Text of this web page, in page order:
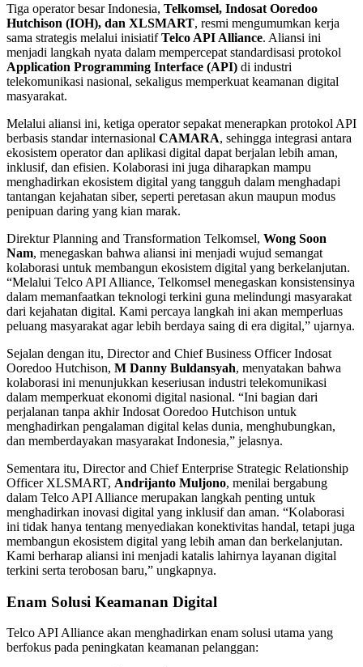
Tiga operator besar Indonesia, Telkomsel, Indosat Ooredoo
Hutchison (IOH), dan XLSMART, resmi mengumumkan kerja
sama strategis melalui inisiatifTelco API Alliance. Aliansi ini
menjadi langkah nyata dalam mempercepat standardisasi protokol
Application Programming Interface (API) di industri
telekomunikasi nasional, sekaligus memperkuat keamanan digital
masyarakat.
Melalui aliansi ini, ketiga operator sepakat menerapkan protokol API
berbasis standar internasional CAMARA, sehingga integrasi antara
ekosistem operator dan aplikasi digital dapat berjalan lebih aman,
inklusif, dan efisien. Kolaborasi ini juga diharapkan mampu
menghadirkan ekosistem digital yang tangguh dalam menghadapi
tantangan kejahatan siber, seperti peretasan akun maupun modus
penipuan daring yang kian marak.
Direktur Planning and Transformation Telkomsel, Wong Soon
Nam, menegaskan bahwa aliansi ini menjadi wujud semangat
kolaborasi untuk membangun ekosistem digital yang berkelanjutan.
“Melalui Telco API Alliance, Telkomsel menegaskan konsistensinya
dalam memanfaatkan teknologi terkini guna melindungi masyarakat
dari kejahatan digital. Kami percaya langkah ini akan memperluas
peluang masyarakat agar lebih berdaya saing di era digital,” ujarnya.
Sejalan dengan itu, Director and Chief Business Officer Indosat
Ooredoo Hutchison, M Danny Buldansyah, menyatakan bahwa
kolaborasi ini menunjukkan keseriusan industri telekomunikasi
dalam memperkuat ekonomi digital nasional. “Ini bagian dari
perjalanan tanpa akhir Indosat Ooredoo Hutchison untuk
menghadirkan pengalaman digital kelas dunia, menghubungkan,
dan memberdayakan masyarakat Indonesia,” jelasnya.
Sementara itu, Director and Chief Enterprise Strategic Relationship
Officer XLSMART, Andrijanto Muljono, menilai bergabung
dalam Telco API Alliance merupakan langkah penting untuk
menghadirkan inovasi digital yang inklusif dan aman. “Kolaborasi
ini tidak hanya tentang menyediakan konektivitas handal, tetapi juga
membangun ekosistem digital yang lebih aman dan berkelanjutan.
Kami berharap aliansi ini menjadi katalis lahirnya layanan digital
terkini serta terobosan baru,” ungkapnya.
Enam Solusi Keamanan Digital
Telco API Alliance akan menghadirkan enam solusi utama yang
berfokus pada peningkatan keamanan pelanggan: